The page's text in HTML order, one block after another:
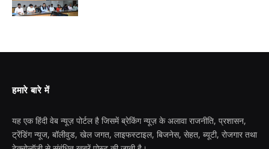
हमारे बारे में
यह एक हिंदी वेब न्यूज़ पोर्टल है जिसमें ब्रेकिंग न्यूज़ के अलावा राजनीति, प्रशासन,
ट्रेंडिंग न्यूज, बॉलीवुड, खेल जगत, लाइफस्टाइल, बिजनेस, सेहत, ब्यूटी, रोजगार तथा